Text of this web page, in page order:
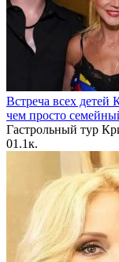
Встреча всех
чем просто
Гастрольный тур
01.1к.